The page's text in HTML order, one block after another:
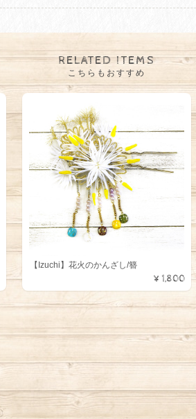
RELATED ITEMS
こちらもおすすめ
【Izuchi】花火のかんざし/簪
¥1,800